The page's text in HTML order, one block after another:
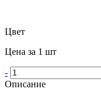
Цвет
Цена за 1 шт
-
Описание